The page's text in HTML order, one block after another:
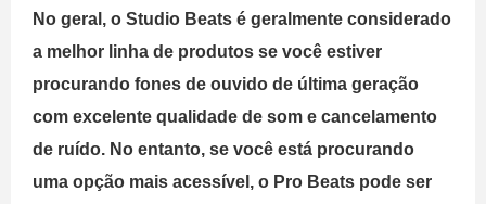
No geral, o Studio Beats é geralmente considerado
a melhor linha de produtos se você estiver
procurando fones de ouvido de última geração
com excelente qualidade de som e cancelamento
de ruído. No entanto, se você está procurando
uma opção mais acessível, o Pro Beats pode ser